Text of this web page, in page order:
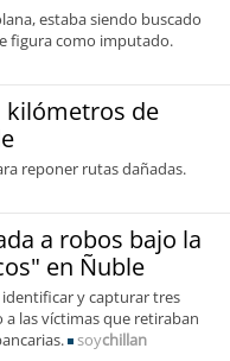
estaba siendo buscado
figura como imputado.
kilómetros de
reponer rutas dañadas.
a robos bajo la
en Ñuble
y capturar tres
las víctimas que retiraban
soychillan